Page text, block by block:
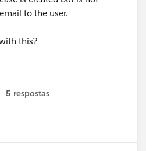
to the user.
this?
5 respostas